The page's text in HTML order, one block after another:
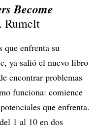
Become
Rumelt
que enfrenta su
ya salió el nuevo libro
encontrar problemas
funciona: comience
que enfrenta.
1 al 10 en dos